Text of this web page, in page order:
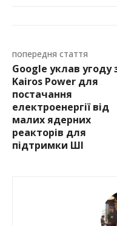
попередня стаття
Google уклав угоду
Kairos Power для
постачання
електроенергії від
малих ядерних
реакторів для
підтримки ШІ